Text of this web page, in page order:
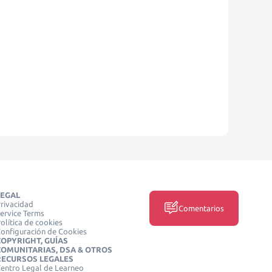
Terms
de cookies
de Cookies
GUÍAS
DSA & OTROS
LEGALES
Legal de Learneo
Comentarios